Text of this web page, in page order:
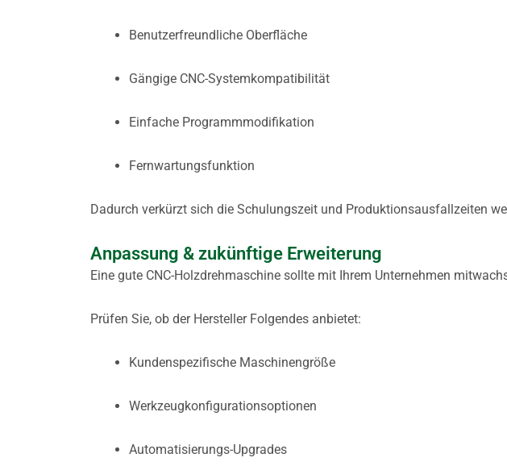
Benutzerfreundliche Oberfläche
Gängige CNC-Systemkompatibilität
Einfache Programmmodifikation
Fernwartungsfunktion
Dadurch verkürzt sich die Schulungszeit und Produktionsausfallzeiten
Anpassung & zukünftige Erweiterung
Eine gute CNC-Holzdrehmaschine sollte mit Ihrem Unternehmen
Prüfen Sie, ob der Hersteller Folgendes anbietet:
Kundenspezifische Maschinengröße
Werkzeugkonfigurationsoptionen
Automatisierungs-Upgrades